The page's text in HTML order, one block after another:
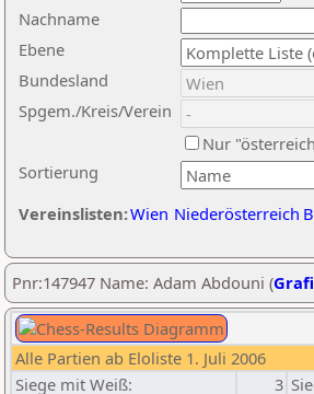
Nachname
Ebene
Sortierung
Bundesland
Spgem./Kreis/Verein
Nur
Vereinslisten:Wien Niederösterreich
Pnr:147947 Name: Adam Abdouni (
Alle Partien ab Eloliste 1. Juli 2006
Siege mit Weiß:
3